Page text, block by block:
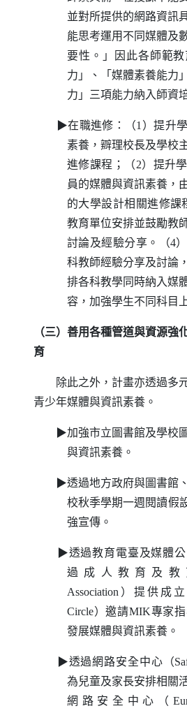
並對所提供的網路資訊
能思考運用不同媒體及
要性。」因此各師範
力」、「媒體素養能力
力」三項能力納入師資
▶在職進修：（1）提升學
素養，辧理校長及學校
進修課程；（2）提升
員的媒體與資訊素養，
的大學設計相關進修課
教育單位安排並鼓勵教
討論及經驗分享。（4
科教師經驗分享及討論
排各科教學同時納入媒
容，加強學生不同科目
（三）善用各種管道與資源強
育
除此之外，計畫亦透過多元
青少年媒體與資訊素養。
▶加強市立圖書館及學校圖
與資訊素養。
▶透過地方政府與圖書館、
校秋季學期一週閱讀假
強宣傳。
▶透過教育電臺及媒體公
過成人教育及教
Association ）提供成
Circle）邀請MIK專家
發展媒體與資訊素養。
▶透過網路安全中心（
為兒童及家長安排相關
網路安全中心（